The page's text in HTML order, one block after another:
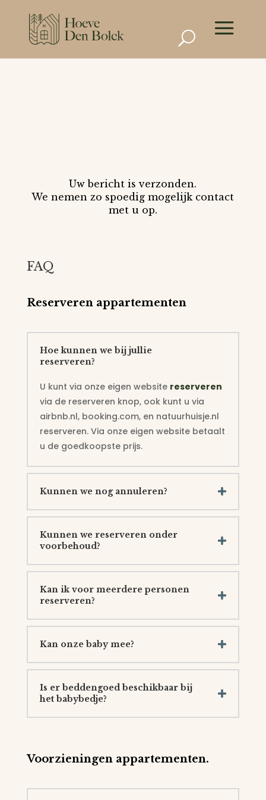
Uw bericht is verzonden.
We nemen zo spoedig mogelijk contact
met u op.
FAQ
Reserveren appartementen
Hoe kunnen we bij jullie
reserveren?
U kunt via onze eigen website reserveren
via de reserveren knop, ook kunt u via
airbnb.nl, booking.com, en natuurhuisje.nl
reserveren. Via onze eigen website betaalt
u de goedkoopste prijs.
Kunnen we nog annuleren?
Kunnen we reserveren onder
voorbehoud?
Kan ik voor meerdere personen
reserveren?
Kan onze baby mee?
Is er beddengoed beschikbaar bij
het babybedje?
Voorzieningen appartementen.